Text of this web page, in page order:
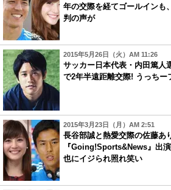
年の交際を経てゴールインも
判の声が
2015年5月26日（火）AM 11:26
サッカー日本代表・内田篤人
で2年半遠距離交際! うっちー
2015年3月23日（月）AM 2:51
長谷部誠と熱愛交際の佐藤あ
『Going!Sports&News』出
也にイジられ照れ笑い